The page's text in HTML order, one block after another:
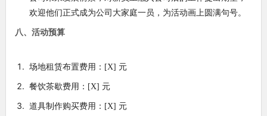
欢迎他们正式成为公司大家庭一员，为活动画上圆满句号。
八、活动预算
场地租赁布置费用：[X] 元
餐饮茶歇费用：[X] 元
道具制作购买费用：[X] 元